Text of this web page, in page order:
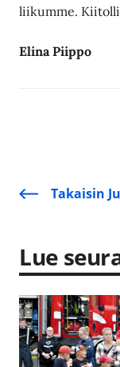
liikumme.
Elina Piippo
Takaisin
Lue